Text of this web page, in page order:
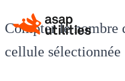
Compter le nombre
cellule sélectionnée